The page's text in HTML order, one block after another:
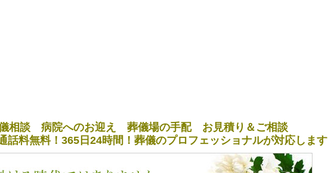
相談 病院へのお迎え 葬儀場の手配 お見積り＆ご相談
話料無料！365日24時間！葬儀のプロフェッショナルが対応します